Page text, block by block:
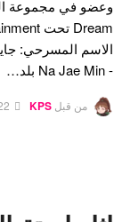
- Na Jae Min بلد…
من قبل KPS